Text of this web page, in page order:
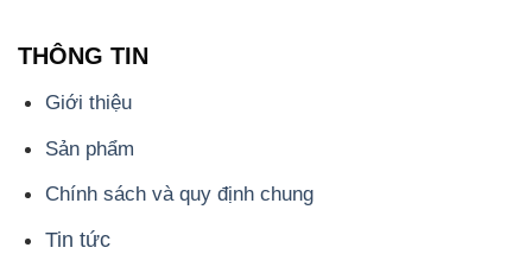
THÔNG TIN
Giới thiệu
Sản phẩm
Chính sách và quy định chung
Tin tức